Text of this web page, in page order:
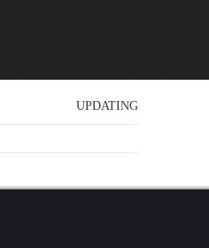
UPDATING